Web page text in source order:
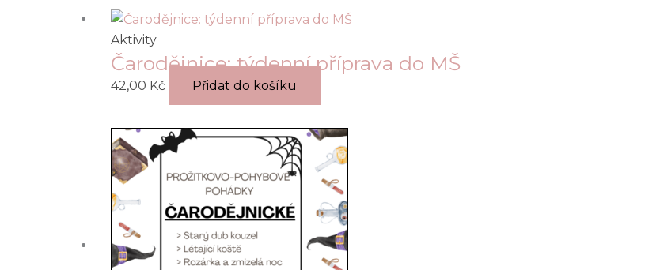
Aktivity
Čarodějnice: týdenní příprava do MŠ
42,00 Kč Přidat do košíku